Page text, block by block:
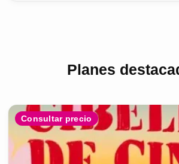
Planes
Consultar precio